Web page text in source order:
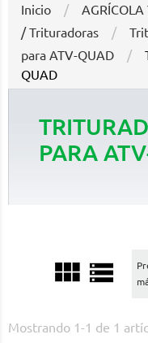
Inicio AGRÍCOLA
/ Trituradoras
para ATV-QUAD
QUAD
PARA
 
Mostrando 1-1 de 1